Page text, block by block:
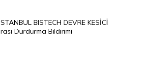
BISTECH DEVRE KESİCİ
Durdurma Bildirimi